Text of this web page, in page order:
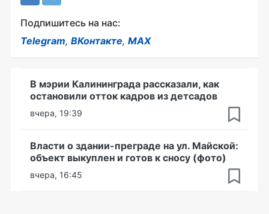
Подпишитесь на нас:
Telegram, ВКонтакте, MAX
В мэрии Калининграда рассказали, как
остановили отток кадров из детсадов
вчера, 19:39
Власти о здании-преграде на ул. Майской:
объект выкуплен и готов к сносу (фото)
вчера, 16:45